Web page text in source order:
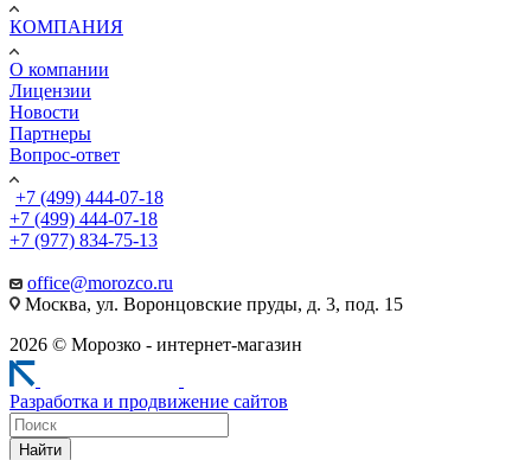
КОМПАНИЯ
О компании
Лицензии
Новости
Партнеры
Вопрос-ответ
+7 (499) 444-07-18
+7 (499) 444-07-18
+7 (977) 834-75-13
office@morozco.ru
Москва, ул. Воронцовские пруды, д. 3, под. 15
2026 © Морозко - интернет-магазин
Разработка и продвижение сайтов
Найти